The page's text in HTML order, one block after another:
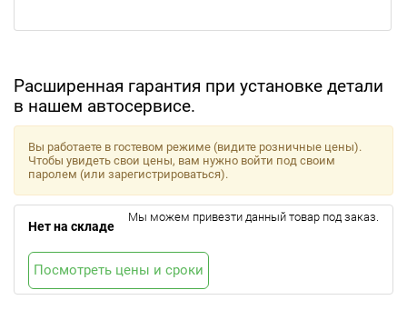
Расширенная гарантия при установке детали
в нашем автосервисе.
Вы работаете в гостевом режиме (видите розничные цены).
Чтобы увидеть свои цены, вам нужно войти под своим
паролем (или зарегистрироваться).
Нет на складе
Мы можем привезти данный товар под заказ.
Посмотреть цены и сроки